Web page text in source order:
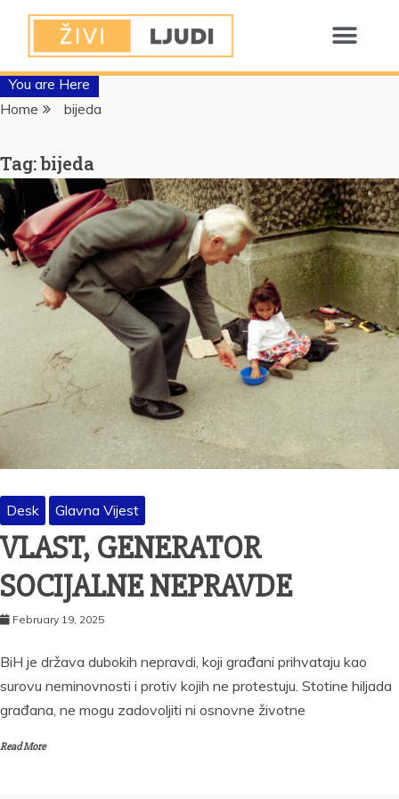
You are Here
Home
bijeda
Tag:bijeda
Desk Glavna Vijest
VLAST, GENERATOR
SOCIJALNE NEPRAVDE
February 19, 2025
BiH je država dubokih nepravdi, koji građani prihvataju kao
surovu neminovnosti i protiv kojih ne protestuju. Stotine hiljada
građana, ne mogu zadovoljiti ni osnovne životne
Read More